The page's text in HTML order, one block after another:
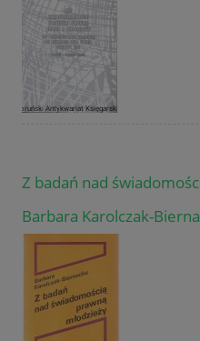
Z badań nad
Barbara Karolczak-